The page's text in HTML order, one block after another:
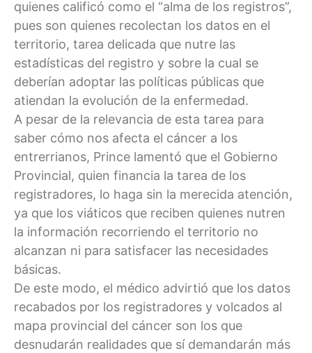
quienes calificó como el “alma de los registros”,
pues son quienes recolectan los datos en el
territorio, tarea delicada que nutre las
estadísticas del registro y sobre la cual se
deberían adoptar las políticas públicas que
atiendan la evolución de la enfermedad.
A pesar de la relevancia de esta tarea para
saber cómo nos afecta el cáncer a los
entrerrianos, Prince lamentó que el Gobierno
Provincial, quien financia la tarea de los
registradores, lo haga sin la merecida atención,
ya que los viáticos que reciben quienes nutren
la información recorriendo el territorio no
alcanzan ni para satisfacer las necesidades
básicas.
De este modo, el médico advirtió que los datos
recabados por los registradores y volcados al
mapa provincial del cáncer son los que
desnudarán realidades que sí demandarán más